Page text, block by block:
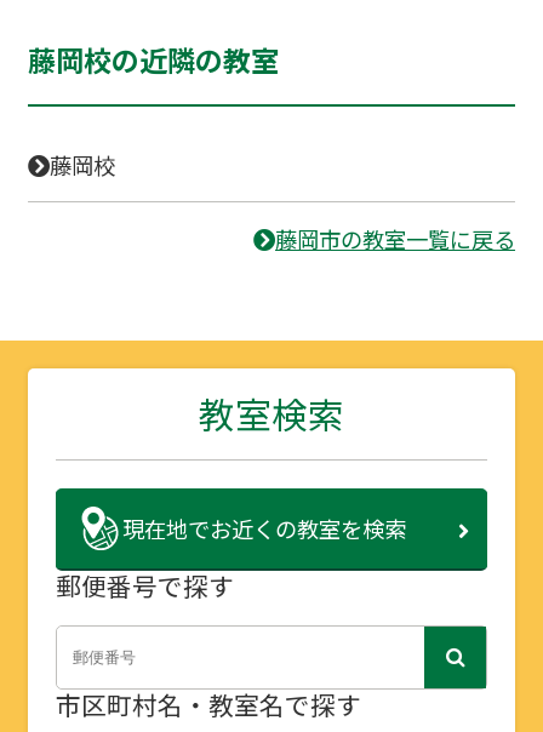
藤岡校の近隣の教室
藤岡校
藤岡市の教室一覧に戻る
教室検索
現在地でお近くの教室を検索
郵便番号で探す
市区町村名・教室名で探す